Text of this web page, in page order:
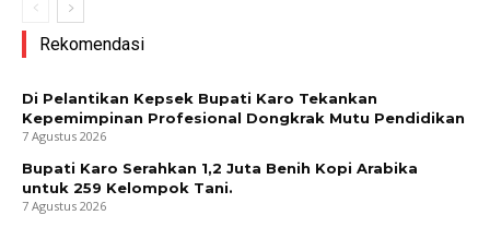
Rekomendasi
Di Pelantikan Kepsek Bupati Karo Tekankan
Kepemimpinan Profesional Dongkrak Mutu Pendidikan
7 Agustus 2026
Bupati Karo Serahkan 1,2 Juta Benih Kopi Arabika
untuk 259 Kelompok Tani.
7 Agustus 2026